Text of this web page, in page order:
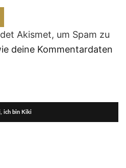
Akismet, um Spam zu
deine Kommentardaten
ich bin Kiki